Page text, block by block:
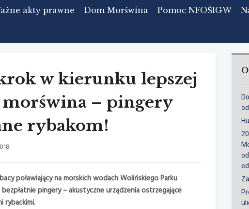
akty prawne Dom Morświna Pomoc NFOŚIGW
w kierunku lepszej
– pingery
rybakom!
poławiający na morskich wodach Wolińskiego Parku
pingery – akustyczne urządzenia ostrzegające
rybackimi.